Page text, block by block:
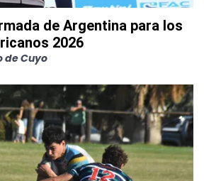
de Argentina para los
2026
de Cuyo